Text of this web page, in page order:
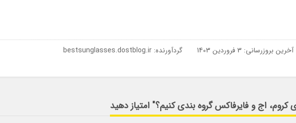
آخرین بروزرسانی: 3 فروردین 1403 گردآورنده: bestsunglasses.dostblog.ir
کروم، اج و فایرفاکس گروه بندی کنیم؟" امتیاز دهید